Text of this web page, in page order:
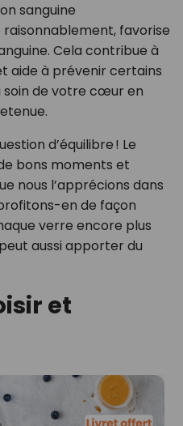
sanguine
favorise
Cela contribue à
aide à prévenir certains
soin de votre cœur en
d’équilibre ! Le
bons moments et
nous l’apprécions dans
en de façon
verre encore plus
aussi apporter du
et